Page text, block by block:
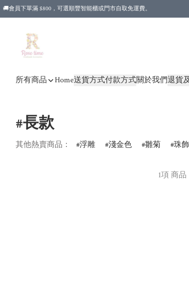
🚚會員下單滿 $800，可選順豐智能櫃或門市自取免運費。
所有商品 Home送貨方式付款方式關於我們退貨
#長款
其他熱賣商品： 浮雕 淺金色 雛菊 珠飾
1項 商品